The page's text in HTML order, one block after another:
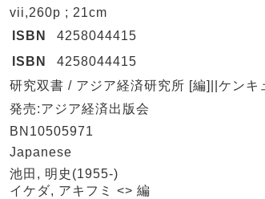
vii,260p ; 21cm
ISBN
4258044415
ISBN
4258044415
研究双書 / アジア経済研究所 [編]||ケン
発売:アジア経済出版会
BN10505971
Japanese
池田, 明史(1955-)
イケダ, アキフミ <> 編